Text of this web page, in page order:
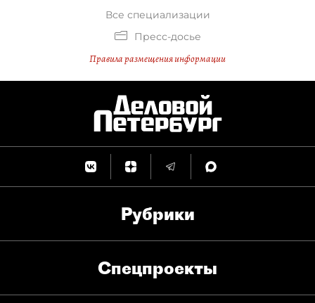
Все специализации
Пресс-досье
Правила размещения информации
Рубрики
Спец­проекты